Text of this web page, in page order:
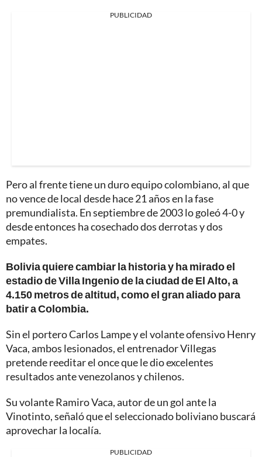
PUBLICIDAD
Pero al frente tiene un duro equipo colombiano, al que
no vence de local desde hace 21 años en la fase
premundialista. En septiembre de 2003 lo goleó 4-0 y
desde entonces ha cosechado dos derrotas y dos
empates.
Bolivia quiere cambiar la historia y ha mirado el
estadio de Villa Ingenio de la ciudad de El Alto, a
4.150 metros de altitud, como el gran aliado para
batir a Colombia.
Sin el portero Carlos Lampe y el volante ofensivo Henry
Vaca, ambos lesionados, el entrenador Villegas
pretende reeditar el once que le dio excelentes
resultados ante venezolanos y chilenos.
Su volante Ramiro Vaca, autor de un gol ante la
Vinotinto, señaló que el seleccionado boliviano buscará
aprovechar la localía.
PUBLICIDAD